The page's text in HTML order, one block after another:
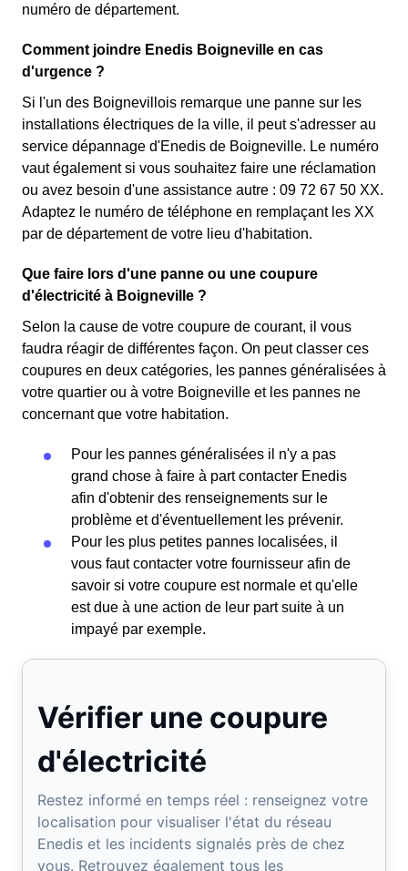
numéro de département.
Comment joindre Enedis Boigneville en cas
d'urgence ?
Si l'un des Boignevillois remarque une panne sur les
installations électriques de la ville, il peut s'adresser au
service dépannage d'Enedis de Boigneville. Le numéro
vaut également si vous souhaitez faire une réclamation
ou avez besoin d'une assistance autre : 09 72 67 50 XX.
Adaptez le numéro de téléphone en remplaçant les XX
par de département de votre lieu d'habitation.
Que faire lors d'une panne ou une coupure
d'électricité à Boigneville ?
Selon la cause de votre coupure de courant, il vous
faudra réagir de différentes façon. On peut classer ces
coupures en deux catégories, les pannes généralisées à
votre quartier ou à votre Boigneville et les pannes ne
concernant que votre habitation.
Pour les pannes généralisées il n'y a pas
grand chose à faire à part contacter Enedis
afin d'obtenir des renseignements sur le
problème et d'éventuellement les prévenir.
Pour les plus petites pannes localisées, il
vous faut contacter votre fournisseur afin de
savoir si votre coupure est normale et qu'elle
est due à une action de leur part suite à un
impayé par exemple.